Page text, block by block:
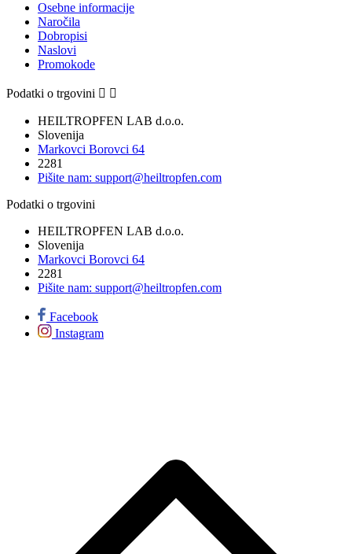
Osebne informacije
Naročila
Dobropisi
Naslovi
Promokode
Podatki o trgovini  
HEILTROPFEN LAB d.o.o.
Slovenija
Markovci Borovci 64
2281
Pišite nam: support@heiltropfen.com
Podatki o trgovini
HEILTROPFEN LAB d.o.o.
Slovenija
Markovci Borovci 64
2281
Pišite nam: support@heiltropfen.com
Facebook
Instagram